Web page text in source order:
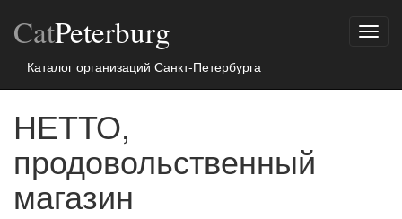
CatPeterburg
Каталог организаций Санкт-Петербурга
НЕТТО,
продовольственный
магазин